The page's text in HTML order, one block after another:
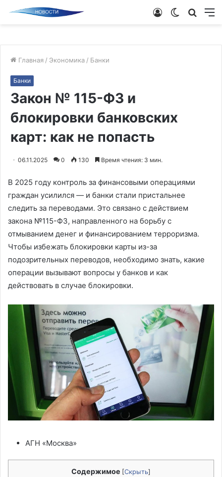
Поиск
Switch
Войти
Главная / Экономика / Банки
Банки
Закон № 115-ФЗ и
блокировки банковских
карт: как не попасть
06.11.2025 0 130 Время чтения: 3 мин.
В 2025 году контроль за финансовыми операциями
граждан усилился — и банки стали пристальнее
следить за переводами. Это связано с действием
закона №115-ФЗ, направленного на борьбу с
отмыванием денег и финансированием терроризма.
Чтобы избежать блокировки карты из-за
подозрительных переводов, необходимо знать, какие
операции вызывают вопросы у банков и как
действовать в случае блокировки.
АГН «Москва»
Содержимое [Скрыть]